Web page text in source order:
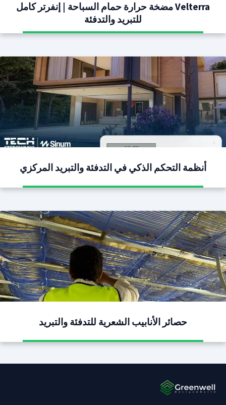
Velterra مضخة حرارة حمام السباحة | إنفرتر كامل
للتبريد والتدفئة
أنظمة التحكم الذكي في التدفئة والتبريد المركزي
حصائر الأنابيب الشعرية للتدفئة والتبريد